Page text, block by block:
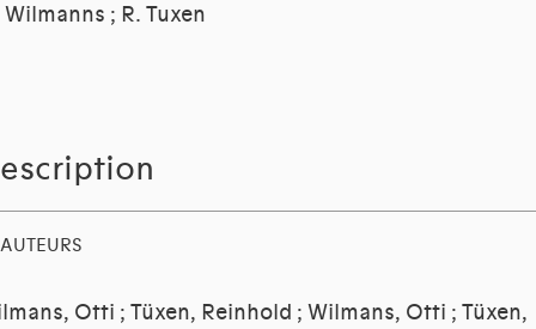
Wilmanns ; R. Tuxen
AUTEURS
Otti ; Tüxen, Reinhold ; Wilmans, Otti ; Tüxen,